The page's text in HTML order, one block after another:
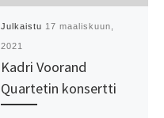
Julkaistu 17 maaliskuun,
2021
Kadri Voorand
Quartetin konsertti